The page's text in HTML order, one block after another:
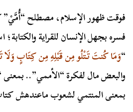
فوقت ظهور الإسلام، مصطلح “أُمَّيْ”
فسره بجهل الإنسان للقراية والكتابة؛
“وَمَا كُنتَ تَتْلُو مِن قَبْلِهِ مِن كِتَابٍ
والبعض مال لفكرة “الأممي”.. بمعنى
بمعنى المنتمي لشعوب ماعندهش